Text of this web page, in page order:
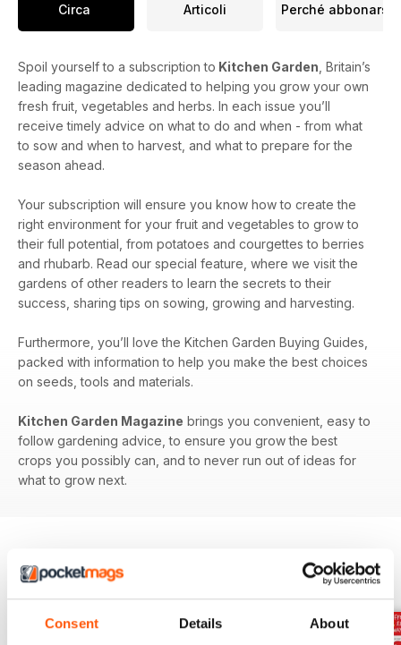
Consent Details About
Circa Articoli Perché abbonarsi
Spoil yourself to a subscription to Kitchen Garden , Britain’s
leading magazine dedicated to helping you grow your own
fresh fruit, vegetables and herbs. In each issue you’ll
receive timely advice on what to do and when - from what
to sow and when to harvest, and what to prepare for the
season ahead.
Your subscription will ensure you know how to create the
right environment for your fruit and vegetables to grow to
their full potential, from potatoes and courgettes to berries
and rhubarb. Read our special feature, where we visit the
gardens of other readers to learn the secrets to their
success, sharing tips on sowing, growing and harvesting.
Furthermore, you’ll love the Kitchen Garden Buying Guides,
packed with information to help you make the best choices
on seeds, tools and materials.
Kitchen Garden Magazine brings you convenient, easy to
follow gardening advice, to ensure you grow the best
crops you possibly can, and to never run out of ideas for
what to grow next.
EDIZIONI INDIETRO Visualizza tutti